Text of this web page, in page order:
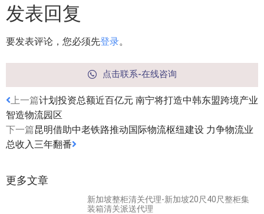
发表回复
要发表评论，您必须先登录。
点击联系-在线咨询
上一篇计划投资总额近百亿元 南宁将打造中韩东盟跨境产业
智造物流园区
下一篇昆明借助中老铁路推动国际物流枢纽建设 力争物流业
总收入三年翻番
更多文章
新加坡整柜清关代理-新加坡20尺40尺整柜集
装箱清关派送代理